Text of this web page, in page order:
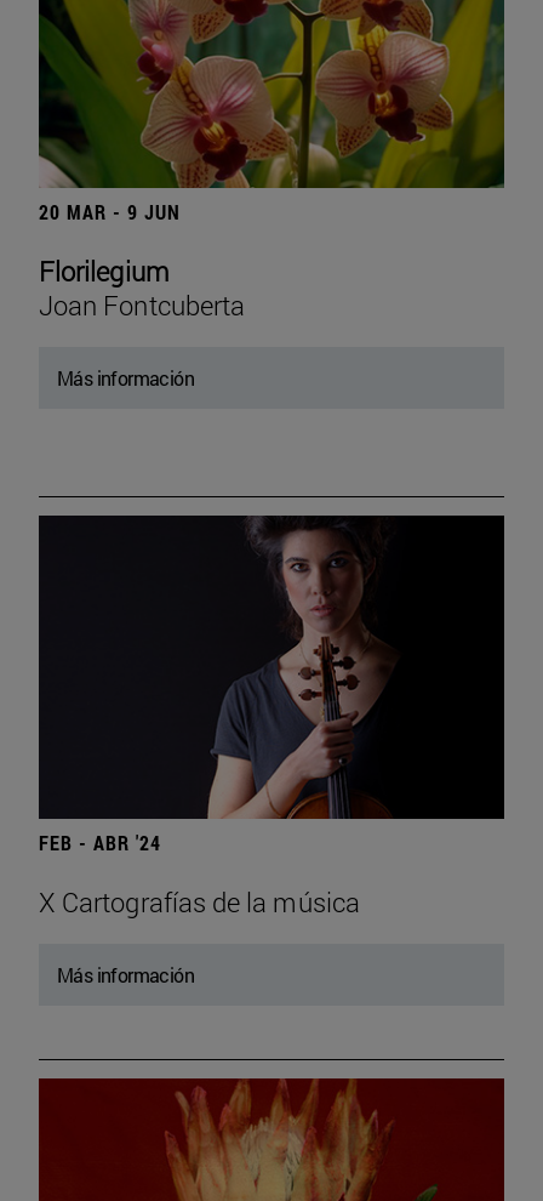
20 MAR - 9 JUN
Florilegium
Joan Fontcuberta
Más información
FEB - ABR '24
X Cartografías de la música
Más información